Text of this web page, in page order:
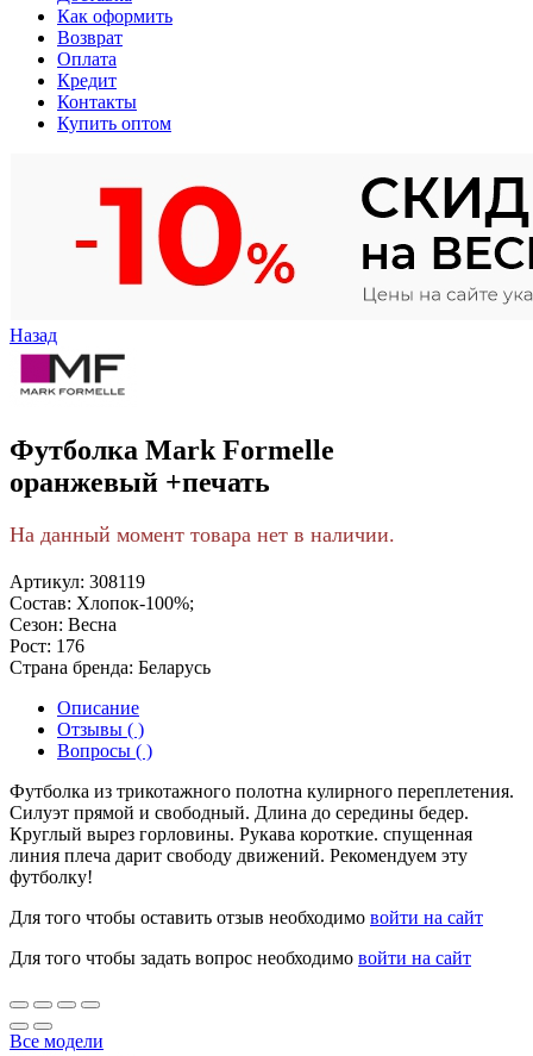
Как оформить
Возврат
Оплата
Кредит
Контакты
Купить оптом
Назад
Футболка Mark Formelle
оранжевый +печать
На данный момент товара нет в наличии.
Артикул: 308119
Состав: Хлопок-100%;
Сезон: Весна
Рост: 176
Страна бренда: Беларусь
Описание
Отзывы ( )
Вопросы ( )
Футболка из трикотажного полотна кулирного переплетения.
Силуэт прямой и свободный. Длина до середины бедер.
Круглый вырез горловины. Рукава короткие. спущенная
линия плеча дарит свободу движений. Рекомендуем эту
футболку!
Для того чтобы оставить отзыв необходимо войти на сайт
Для того чтобы задать вопрос необходимо войти на сайт
Все модели